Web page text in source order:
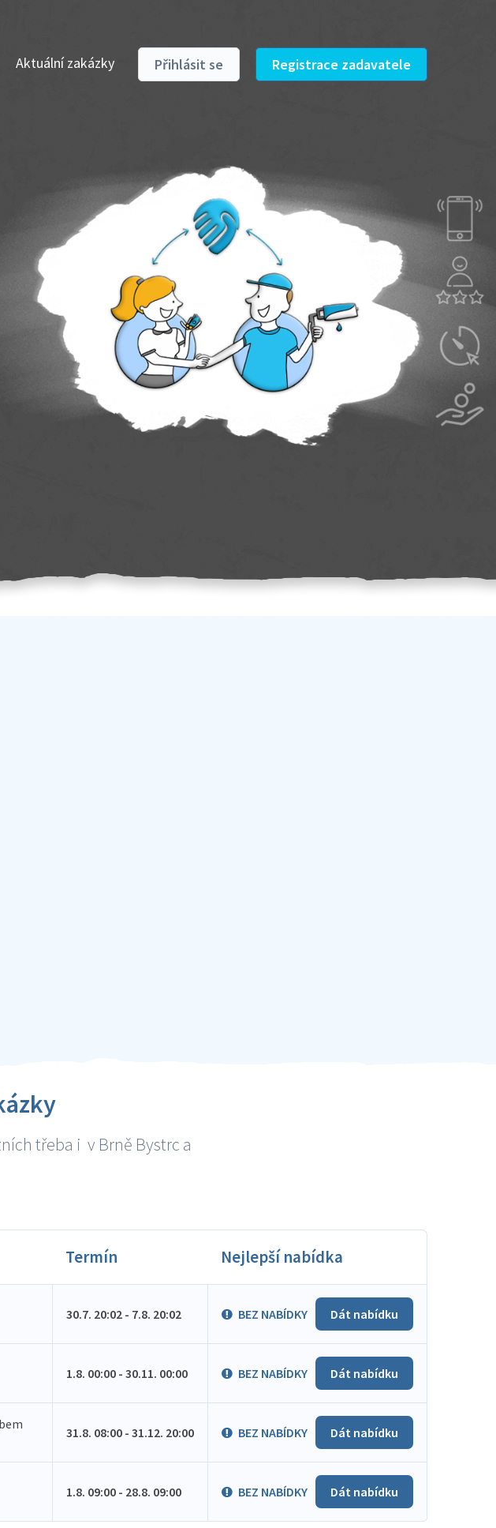
Aktuální zakázky Přihlásit se Registrace zadavatele
třeba i v Brně Bystrc a
Termín Nejlepší nabídka
30.7. 20:02 - 7.8. 20:02 BEZ NABÍDKY Dát nabídku
1.8. 00:00 - 30.11. 00:00 BEZ NABÍDKY Dát nabídku
31.8. 08:00 - 31.12. 20:00 BEZ NABÍDKY Dát nabídku
1.8. 09:00 - 28.8. 09:00 BEZ NABÍDKY Dát nabídku